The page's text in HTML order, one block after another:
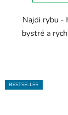
Najdi rybu -
bystré a
BESTSELLER